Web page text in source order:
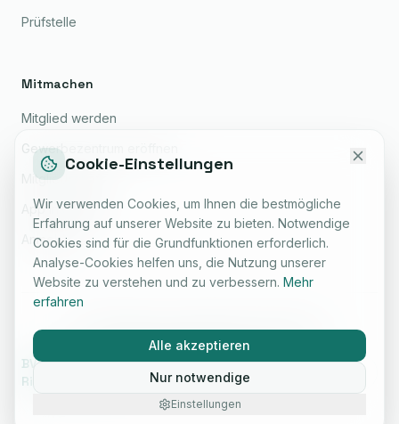
Prüfstelle
Mitmachen
Mitglied werden
Gewerbezentrum eröffnen
Mitgliedschaft
App installieren
Anmelden
©2026BVSV e.V. Alle Rechte vorbehalten.
ImpressumDatenschutzStandards
BVSV – Die neue Architektur der
Risikosicherheit.
MADE BY
Cookie-Einstellungen
Wir verwenden Cookies, um Ihnen die bestmögliche
Erfahrung auf unserer Website zu bieten. Notwendige
Cookies sind für die Grundfunktionen erforderlich.
Analyse-Cookies helfen uns, die Nutzung unserer
Website zu verstehen und zu verbessern. Mehr
erfahren
Alle akzeptieren
Nur notwendige
Einstellungen